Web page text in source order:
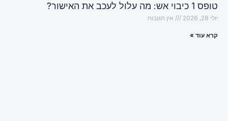
טופס 1 כיבוי אש: מה עלול לעכב את האישור?
יולי 28, 2026 אין תגובות
קרא עוד »